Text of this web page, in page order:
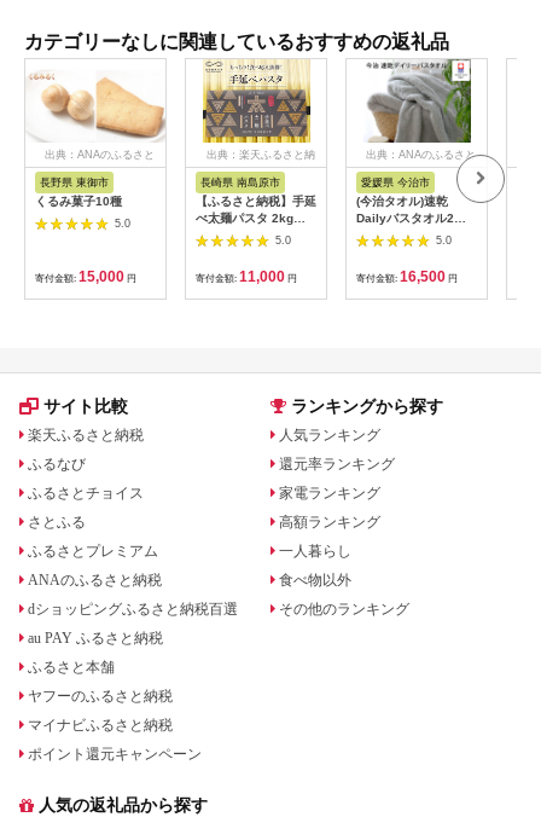
カテゴリーなしに関連しているおすすめの返礼品
出典：ANAのふるさと
長野県 東御市
くるみ菓子10種
5.0
寄付金額: 15,000 円
出典：楽天ふるさと納
長崎県 南島原市
【ふるさと納税】手延
べ太麺パスタ 2kg
(50g×40束) / パスタ
ぱすた スパゲッティ
麺 乾麺 / 南島原市 /
池田製麺工房
[SDA073]
5.0
寄付金額: 11,000 円
出典：ANAのふるさと
納税
愛媛県 今治市
(今治タオル)速乾
Dailyバスタオル2枚
セット＜ライトグレー
[I001190LGY]
5.0
寄付金額: 16,500 円
サイト比較
楽天ふるさと納税
ふるなび
ふるさとチョイス
さとふる
ふるさとプレミアム
ANAのふるさと納税
dショッピングふるさと納税百選
au PAY ふるさと納税
ふるさと本舗
ヤフーのふるさと納税
マイナビふるさと納税
ポイント還元キャンペーン
ランキングから探す
人気ランキング
還元率ランキング
家電ランキング
高額ランキング
一人暮らし
食べ物以外
その他のランキング
人気の返礼品から探す